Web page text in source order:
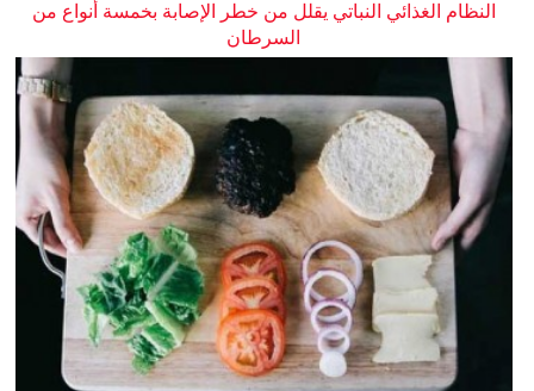
النظام الغذائي النباتي يقلل من خطر الإصابة بخمسة أنواع من
السرطان